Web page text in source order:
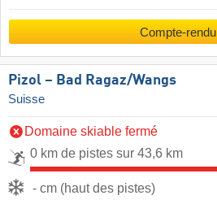
Compte-rendu
Pizol – Bad Ragaz/​Wangs
Suisse
Domaine skiable fermé
0 km de pistes sur 43,6 km
- cm (haut des pistes)